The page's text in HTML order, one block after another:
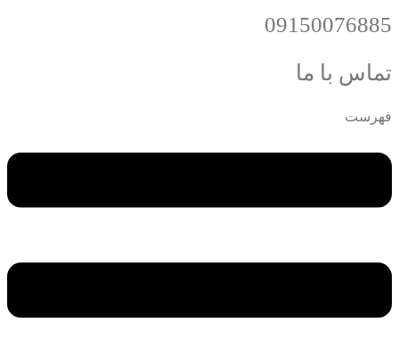
09150076885
تماس با ما
فهرست